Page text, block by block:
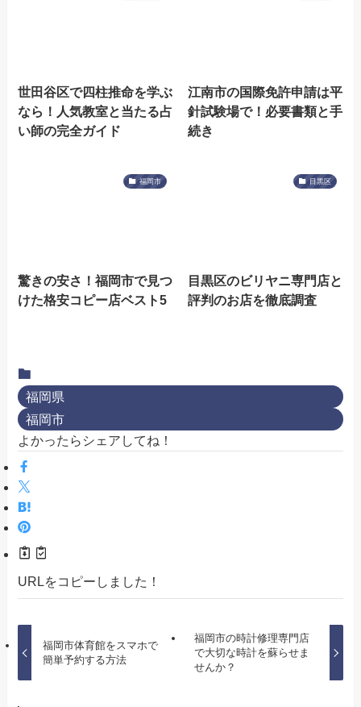
世田谷区で四柱推命を学ぶ
なら！人気教室と当たる占
い師の完全ガイド
江南市の国際免許申請は平
針試験場で！必要書類と手
続き
福岡市
驚きの安さ！福岡市で見つ
けた格安コピー店ベスト5
目黒区
目黒区のビリヤニ専門店と
評判のお店を徹底調査
福岡県
福岡市
よかったらシェアしてね！
URLをコピーしました！
福岡市体育館をスマホで
簡単予約する方法
福岡市の時計修理専門店
で大切な時計を蘇らせま
せんか？